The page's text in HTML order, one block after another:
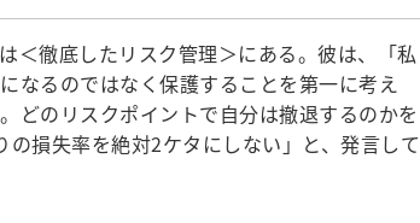
＜徹底したリスク管理＞にある。彼は、「私
なるのではなく保護することを第一に考え
どのリスクポイントで自分は撤退するのかを
損失率を絶対2ケタにしない」と、発言して